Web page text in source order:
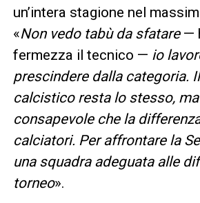
un’intera stagione nel
«Non vedo tabù da sfatare—
fermezza il tecnico — io
prescindere dalla categoria.
calcistico resta lo stesso,
consapevole che la
calciatori. Per affrontare la
una squadra adeguata alle
torneo».